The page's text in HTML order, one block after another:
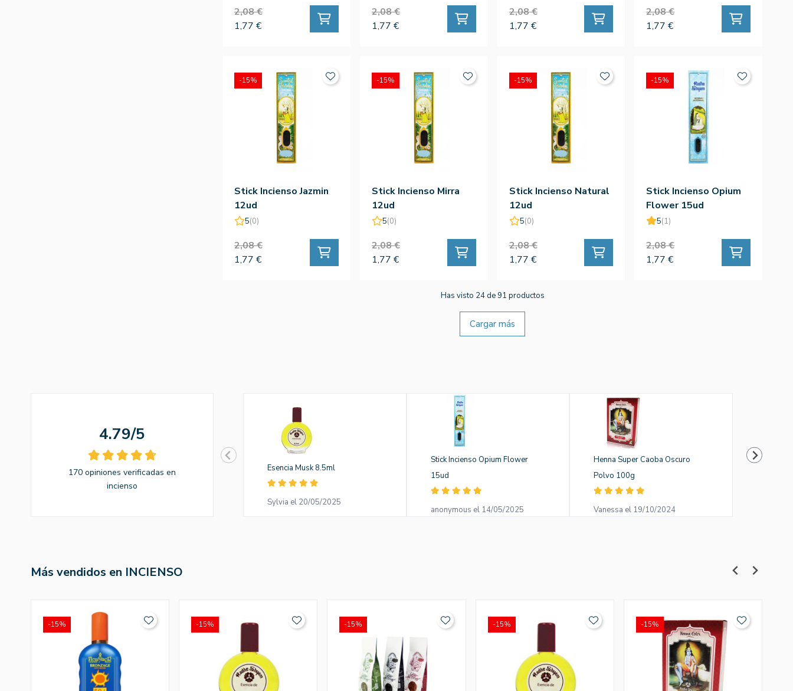
2,08 €
1,77 €
2,08 €
1,77 €
2,08 €
1,77 €
2,08 €
1,77 €
Stick Incienso Jazmin
12ud
5(0)
2,08 €
1,77 €
-15%
Stick Incienso Mirra
12ud
5(0)
2,08 €
1,77 €
-15%
Stick Incienso Natural
12ud
5(0)
2,08 €
1,77 €
-15%
Stick Incienso Opium
Flower 15ud
5(1)
2,08 €
1,77 €
-15%
Has visto 24 de 91 productos
Cargar más
4.79/5
170 opiniones verificadas en
incienso
Esencia Musk 8.5ml
Sylvia el 20/05/2025
Stick Incienso Opium Flower
15ud
anonymous el 14/05/2025
Henna Super Caoba Oscuro
Polvo 100g
Vanessa el 19/10/2024
Amla
Más vendidos en INCIENSO
-15% -15% -15% -15% -15%